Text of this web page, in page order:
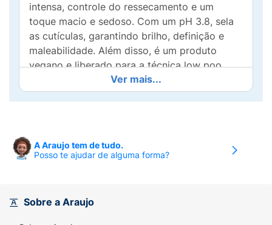
intensa, controle do ressecamento e um
toque macio e sedoso. Com um pH 3.8, sela
as cutículas, garantindo brilho, definição e
maleabilidade. Além disso, é um produto
vegano e liberado para a técnica low poo,
oferecendo um cuidado completo sem
comprometer a saúde capilar. Aposte nessa
Benefícios:
Nutrição extrema para cabelos secos, devido
a sua alta carga lipídica
Ver mais...
A Araujo tem de tudo.
Posso te ajudar de alguma forma?
Sobre a Araujo